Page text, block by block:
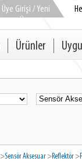
Üye Girişi / Yeni
Üye
Ürünler
>Sensör Aksesuar >Reflektör >